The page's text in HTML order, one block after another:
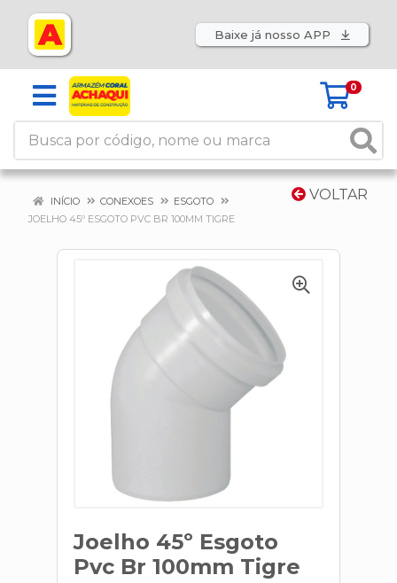
Baixe já nosso APP
0
VOLTAR
INÍCIO CONEXOES
ESGOTO
JOELHO 45º ESGOTO PVC BR 100MM TIGRE
Joelho 45º Esgoto
Pvc Br 100mm Tigre